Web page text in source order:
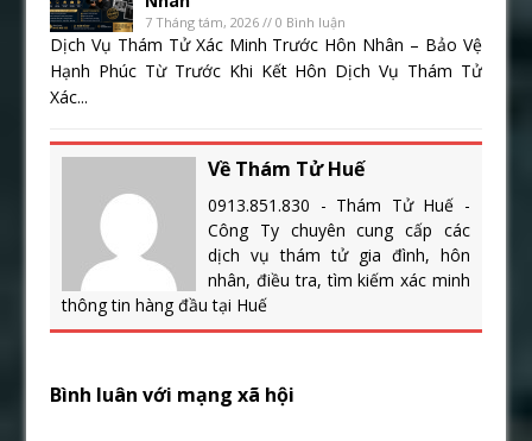
7 Tháng tám, 2026 // 0 Bình luận
Dịch Vụ Thám Tử Xác Minh Trước Hôn Nhân – Bảo Vệ
Hạnh Phúc Từ Trước Khi Kết Hôn Dịch Vụ Thám Tử
Xác...
Về Thám Tử Huế
0913.851.830 - Thám Tử Huế -
Công Ty chuyên cung cấp các
dịch vụ thám tử gia đình, hôn
nhân, điều tra, tìm kiếm xác minh
thông tin hàng đầu tại Huế
Bình luân với mạng xã hội